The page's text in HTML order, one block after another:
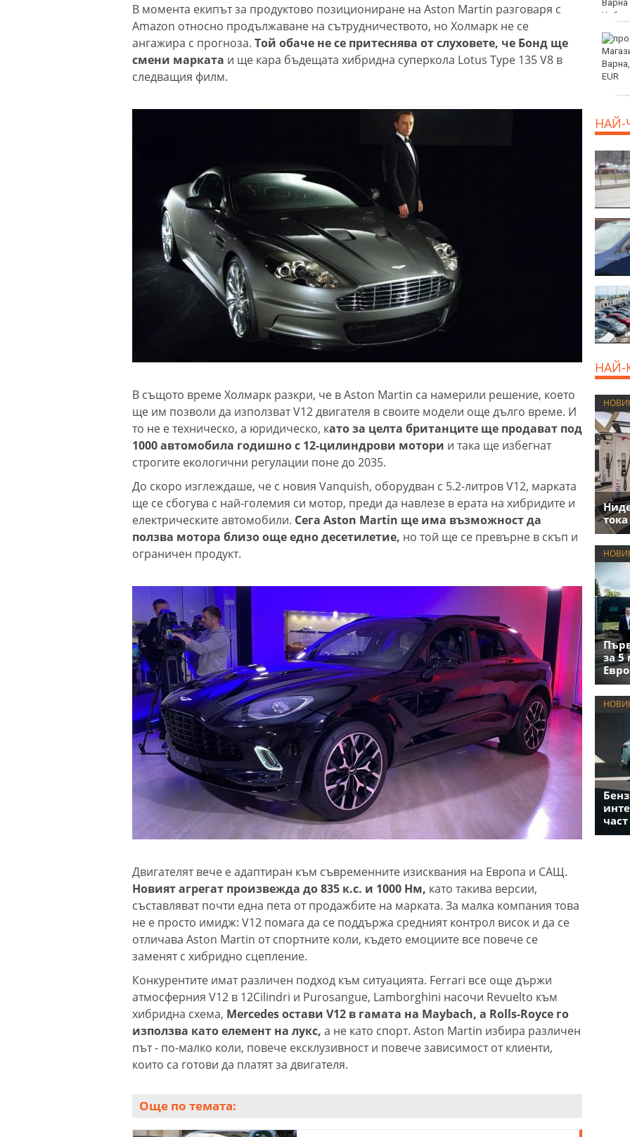
В момента екипът за продуктово позициониране на Aston Martin разговаря с
Amazon относно продължаване на сътрудничеството, но Холмарк не се
ангажира с прогноза. Той обаче не се притеснява от слуховете, че Бонд ще
смени марката и ще кара бъдещата хибридна суперкола Lotus Type 135 V8 в
следващия филм.
В същото време Холмарк разкри, че в Aston Martin са намерили решение, което
ще им позволи да използват V12 двигателя в своите модели още дълго време. И
то не е техническо, а юридическо, като за целта британците ще продават под
1000 автомобила годишно с 12-цилиндрови мотори и така ще избегнат
строгите екологични регулации поне до 2035.
До скоро изглеждаше, че с новия Vanquish, оборудван с 5.2-литров V12, марката
ще се сбогува с най-големия си мотор, преди да навлезе в ерата на хибридите и
електрическите автомобили. Сега Aston Martin ще има възможност да
ползва мотора близо още едно десетилетие, но той ще се превърне в скъп и
ограничен продукт.
Двигателят вече е адаптиран към съвременните изисквания на Европа и САЩ.
Новият агрегат произвежда до 835 к.с. и 1000 Нм, като такива версии,
съставляват почти една пета от продажбите на марката. За малка компания това
не е просто имидж: V12 помага да се поддържа средният контрол висок и да се
отличава Aston Martin от спортните коли, където емоциите все повече се
заменят с хибридно сцепление.
Конкурентите имат различен подход към ситуацията. Ferrari все още държи
атмосферния V12 в 12Cilindri и Purosangue, Lamborghini насочи Revuelto към
хибридна схема, Mercedes остави V12 в гамата на Maybach, а Rolls-Royce го
използва като елемент на лукс, а не като спорт. Aston Martin избира различен
път - по-малко коли, повече ексклузивност и повече зависимост от клиенти,
които са готови да платят за двигателя.
Още по темата:
Нови правила пратиха
рекорд на Карлос
Насар в историята
НАЙ-
НАЙ-
за 5
част